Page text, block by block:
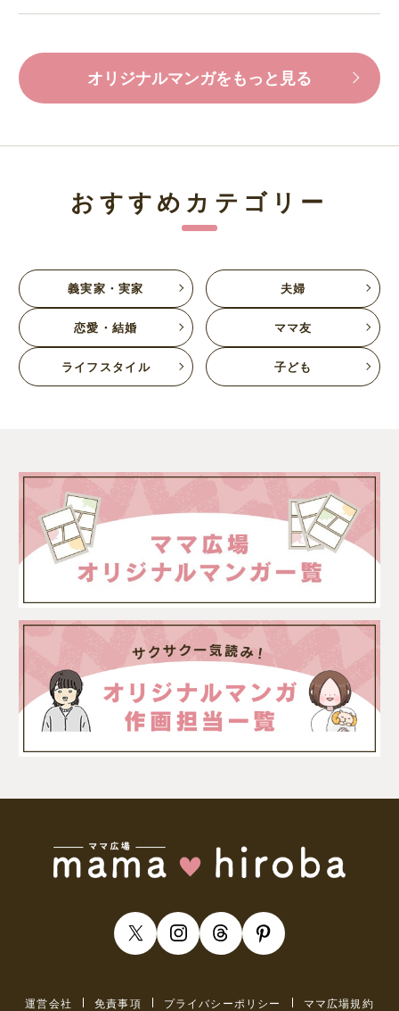
オリジナルマンガをもっと見る
おすすめカテゴリー
義実家・実家 夫婦
恋愛・結婚 ママ友
ライフスタイル 子ども
運営会社 免責事項 プライバシーポリシー
ママ広場規約